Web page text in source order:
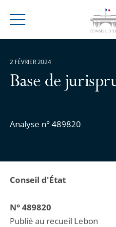
Menu
Base de
Analyse n° 489820
2 FÉVRIER 2024
Conseil d'État
N° 489820
Publié au recueil Lebon